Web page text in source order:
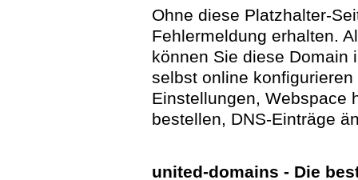
Ohne diese Platzhalter-
Fehlermeldung erhalten.
können Sie diese Domain
selbst online
Einstellungen, Webspace
bestellen, DNS-Einträge
united-domains - Die